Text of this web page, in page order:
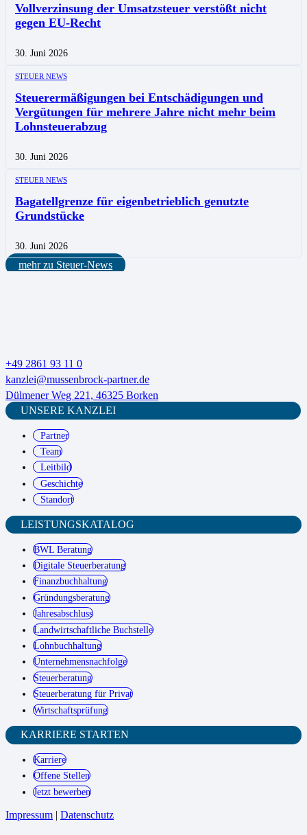
Vollverzinsung der Umsatzsteuer verstößt nicht
gegen EU-Recht
30. Juni 2026
STEUER NEWS
Steuerermäßigungen bei Entschädigungen und
Vergütungen für mehrere Jahre nicht mehr beim
Lohnsteuerabzug
30. Juni 2026
STEUER NEWS
Bagatellgrenze für eigenbetrieblich genutzte
Grundstücke
30. Juni 2026
mehr zu Steuer-News
+49 2861 93 11 0
kanzlei@mussenbrock-partner.de
Dülmener Weg 221, 46325 Borken
UNSERE KANZLEI
Partner
Team
Leitbild
Geschichte
Standort
LEISTUNGSKATALOG
BWL Beratung
Digitale Steuerberatung
Finanzbuchhaltung
Gründungsberatung
Jahresabschluss
Landwirtschaftliche Buchstelle
Lohnbuchhaltung
Unternehmensnachfolge
Steuerberatung
Steuerberatung für Privat
Wirtschaftsprüfung
KARRIERE STARTEN
Karriere
Offene Stellen
Jetzt bewerben
Impressum | Datenschutz